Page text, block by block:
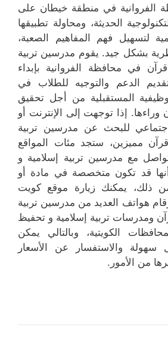
الفروانية في منطقة خيطان على
الحديثة، ومحاولة تطبيقها
لتسهيل فهم المفاهيم الصعبة،
بشكل جيد. يقوم مدرسين تربية
في محافظة الفروانية بإبداء
الدعم والتوجيه للطلاب في
المستقبلية من أجل تحقيق
وراءها. إذا توجهت إلى الإنترنت أو
للبحث عن مدرسين تربية
مميزين، ستجد مئات المواقع
مع مدرسين تربية إسلامية و
قد تكون متخصصة في مادة أو
ذلك، يمكنك زيارة موقع كويت
هواتف العديد من مدرسين تربية
ومدرسات تربية إسلامية و تحفيظ
الكويتية، وبالتالي يمكن
سهولة والاستفسار عن الأسعار
من الأمور.